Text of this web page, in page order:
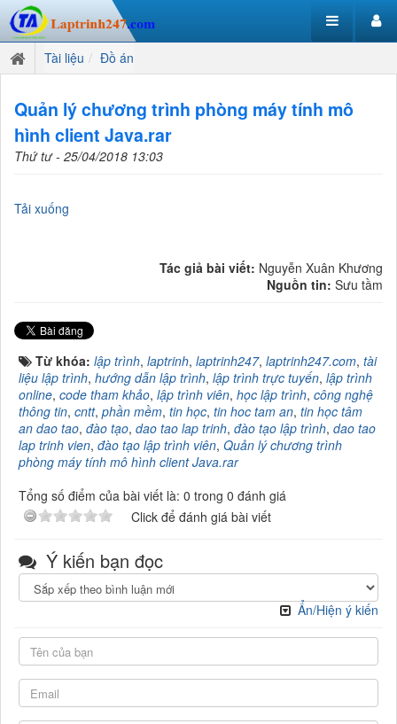
Tài liệu Đồ án
Quản lý chương trình phòng máy tính mô
hình client Java.rar
Thứ tư - 25/04/2018 13:03
Tải xuống
Tác giả bài viết: Nguyễn Xuân Khương
Nguồn tin: Sưu tầm
Từ khóa: lập trình, laptrinh, laptrinh247, laptrinh247.com, tài
liệu lập trình, hướng dẫn lập trình, lập trình trực tuyến, lập trình
online, code tham khảo, lập trình viên, học lập trình, công nghệ
thông tin, cntt, phần mềm, tin học, tin hoc tam an, tin học tâm
an dao tao, đào tạo, dao tao lap trinh, đào tạo lập trình, dao tao
lap trinh vien, đào tạo lập trình viên, Quản lý chương trình
phòng máy tính mô hình client Java.rar
Tổng số điểm của bài viết là: 0 trong 0 đánh giá
Click để đánh giá bài viết
Ý kiến bạn đọc
Ẩn/Hiện ý kiến